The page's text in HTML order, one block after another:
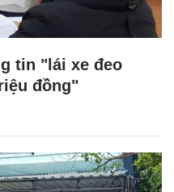
tin "lái xe đeo
đồng"